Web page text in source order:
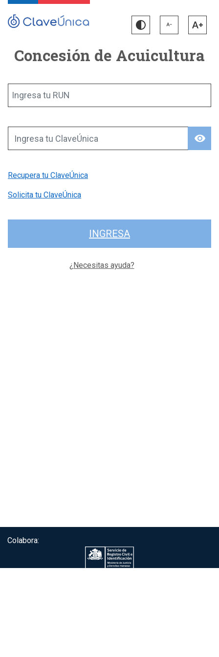
Concesión de Acuicultura
Ingresa tu RUN
visibility
Ingresa tu ClaveÚnica
Recupera tu ClaveÚnica
Solicita tu ClaveÚnica
INGRESA
¿Necesitas ayuda?
Colabora: